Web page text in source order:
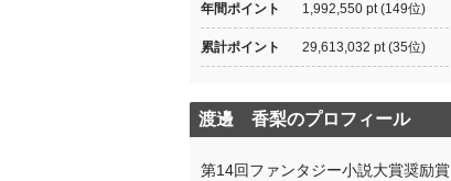
年間ポイント 1,992,550 pt (149位)
累計ポイント 29,613,032 pt (35位)
渡邊 香梨のプロフィール
第14回ファンタジー小説大賞奨励賞